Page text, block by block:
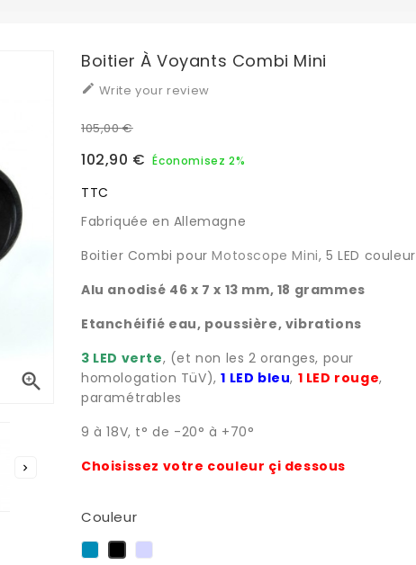


Boitier À Voyants Combi Mini
 Write your review
105,00 €
102,90 € Économisez 2%
TTC
Fabriquée en Allemagne
Boitier Combi pourMotoscope Mini, 5 LED couleur
Alu anodisé 46 x 7 x 13 mm, 18 grammes
Etanchéifié eau, poussière, vibrations
3 LED verte, (et non les 2 oranges, pour
homologation TüV),1 LED bleu, 1 LED rouge,
paramétrables
9 à 18V, t° de -20° à +70°
Choisissez votre couleur çi dessous
Couleur
Bleu Noir